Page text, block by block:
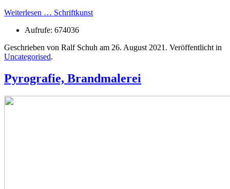
Weiterlesen … Schriftkunst
Aufrufe: 674036
Geschrieben von Ralf Schuh am 26. August 2021 . Veröffentlicht in
Uncategorised.
Pyrografie, Brandmalerei